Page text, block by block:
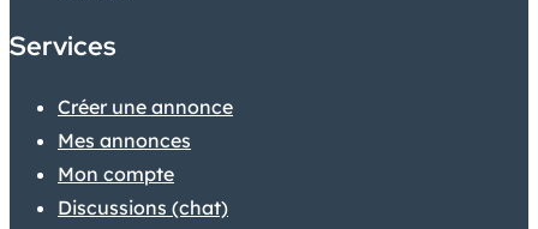
Services
Créer une annonce
Mes annonces
Mon compte
Discussions (chat)